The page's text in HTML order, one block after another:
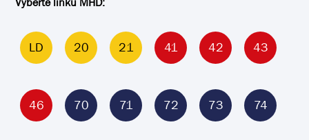
LD 20 21 41 42 43
46 70 71 72 73 74